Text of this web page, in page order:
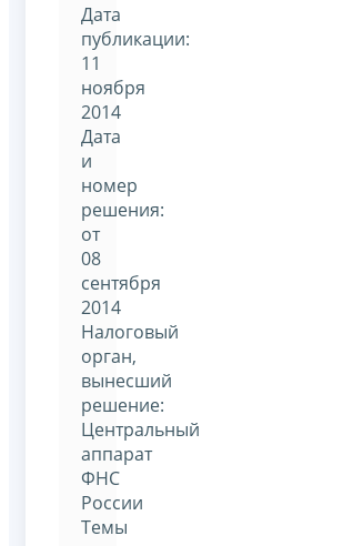
Дата
публикации:
11
ноября
2014
Дата
и
номер
решения:
от
08
сентября
2014
Налоговый
орган,
вынесший
решение:
Центральный
аппарат
ФНС
России
Темы